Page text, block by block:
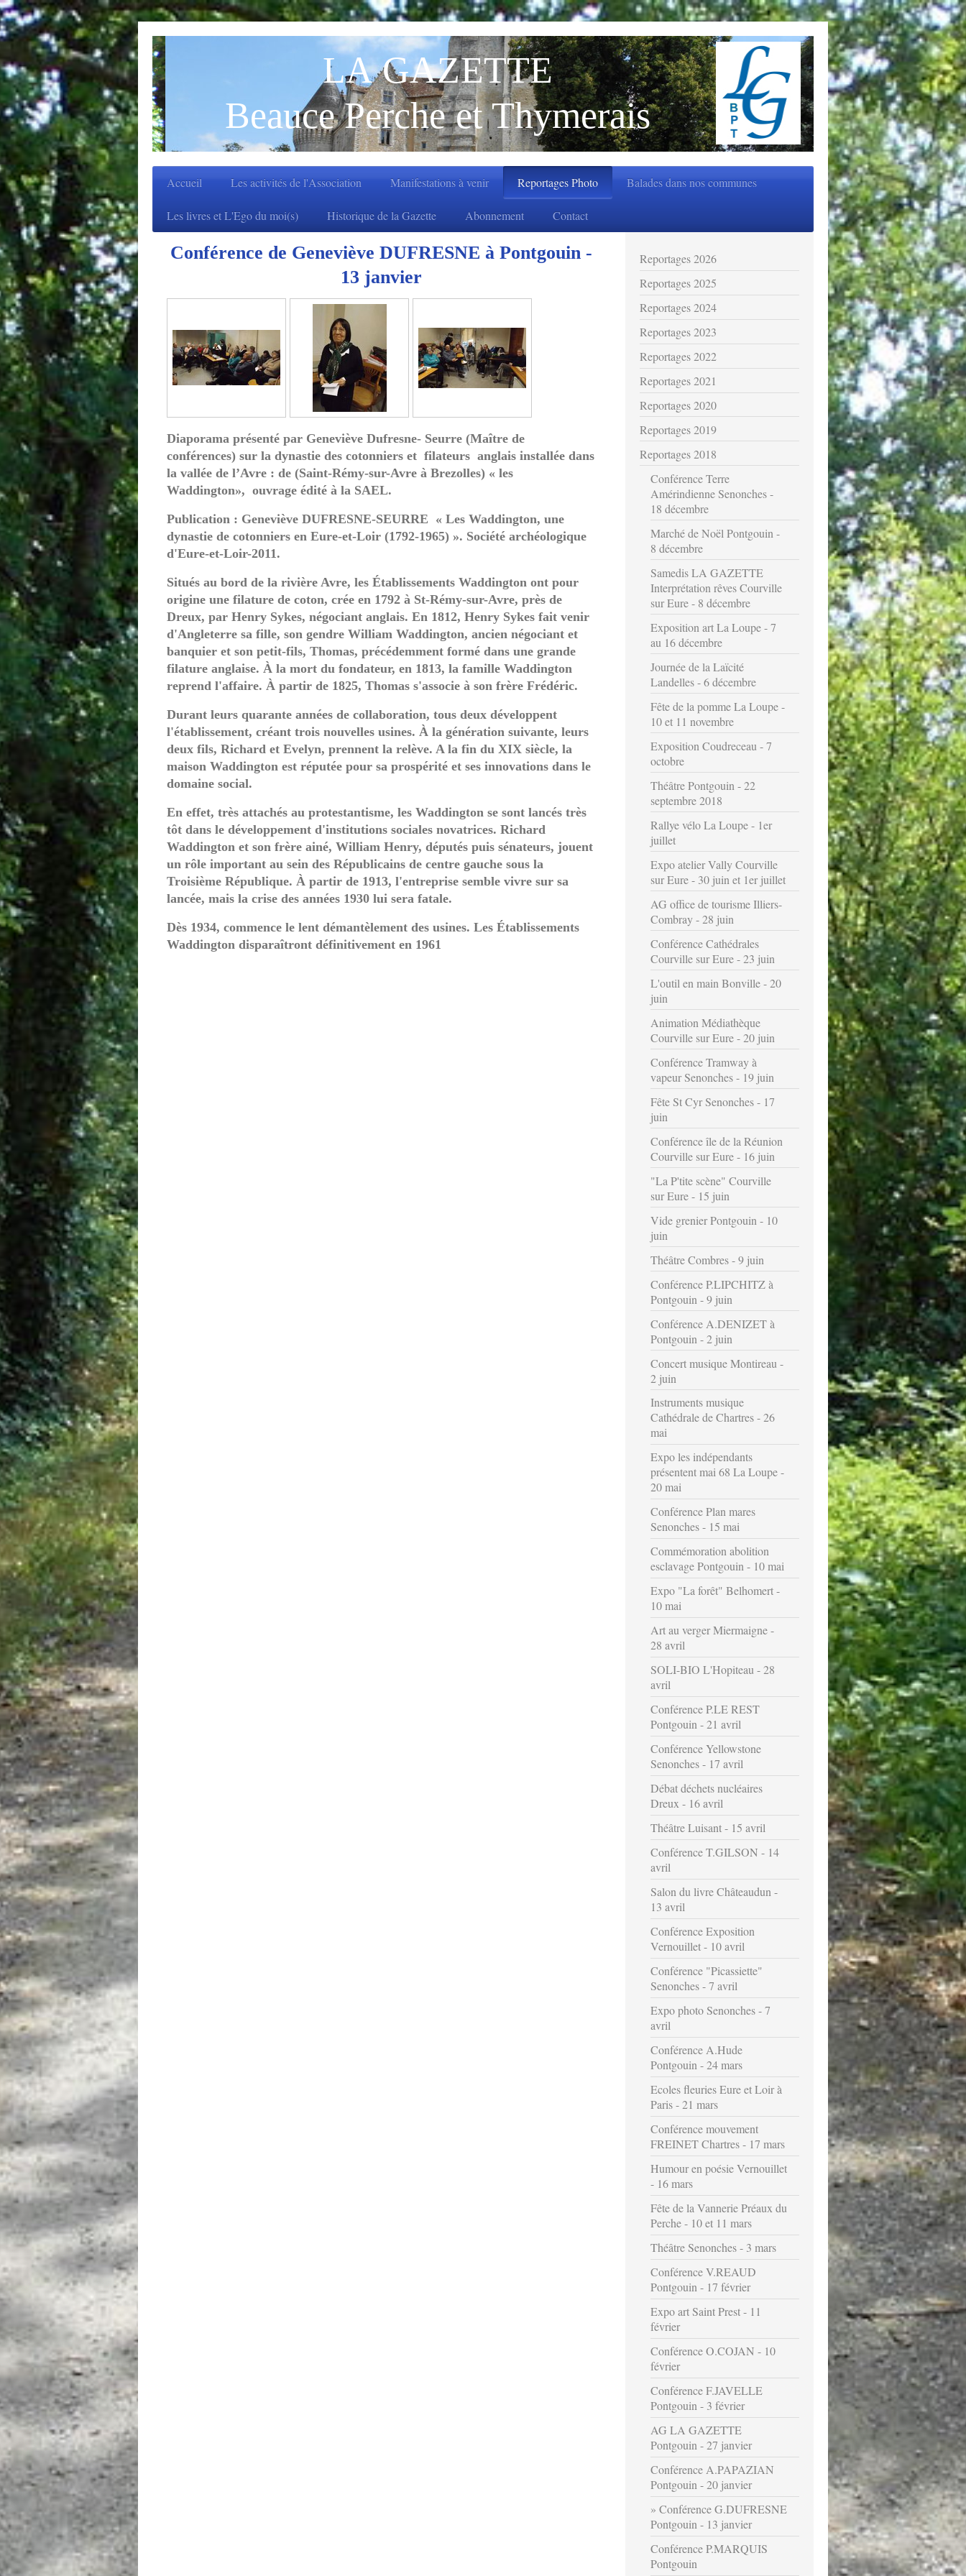
LA GAZETTE
Beauce Perche et Thymerais
Accueil Les activités de l'Association Manifestations à venir Reportages Photo Balades dans nos communes
Les livres et L'Ego du moi(s) Historique de la Gazette Abonnement Contact
Conférence de Geneviève DUFRESNE à Pontgouin -
13 janvier
Diaporama présenté par Geneviève Dufresne- Seurre (Maître de
conférences) sur la dynastie des cotonniers et filateurs anglais installée dans
la vallée de l’Avre : de (Saint-Rémy-sur-Avre à Brezolles) « les
Waddington», ouvrage édité à la SAEL.
Publication : Geneviève DUFRESNE-SEURRE « Les Waddington, une
dynastie de cotonniers en Eure-et-Loir (1792-1965) ». Société archéologique
d'Eure-et-Loir-2011.
Situés au bord de la rivière Avre, les Établissements Waddington ont pour
origine une filature de coton, crée en 1792 à St-Rémy-sur-Avre, près de
Dreux, par Henry Sykes, négociant anglais. En 1812, Henry Sykes fait venir
d'Angleterre sa fille, son gendre William Waddington, ancien négociant et
banquier et son petit-fils, Thomas, précédemment formé dans une grande
filature anglaise. À la mort du fondateur, en 1813, la famille Waddington
reprend l'affaire. À partir de 1825, Thomas s'associe à son frère Frédéric.
Durant leurs quarante années de collaboration, tous deux développent
l'établissement, créant trois nouvelles usines. À la génération suivante, leurs
deux fils, Richard et Evelyn, prennent la relève. A la fin du XIX siècle, la
maison Waddington est réputée pour sa prospérité et ses innovations dans le
domaine social.
En effet, très attachés au protestantisme, les Waddington se sont lancés très
tôt dans le développement d'institutions sociales novatrices. Richard
Waddington et son frère ainé, William Henry, députés puis sénateurs, jouent
un rôle important au sein des Républicains de centre gauche sous la
Troisième République. À partir de 1913, l'entreprise semble vivre sur sa
lancée, mais la crise des années 1930 lui sera fatale.
Dès 1934, commence le lent démantèlement des usines. Les Établissements
Waddington disparaîtront définitivement en 1961
Reportages 2026
Reportages 2025
Reportages 2024
Reportages 2023
Reportages 2022
Reportages 2021
Reportages 2020
Reportages 2019
Reportages 2018
Conférence Terre
Amérindienne Senonches -
18 décembre
Marché de Noël Pontgouin -
8 décembre
Samedis LA GAZETTE
Interprétation rêves Courville
sur Eure - 8 décembre
Exposition art La Loupe - 7
au 16 décembre
Journée de la Laïcité
Landelles - 6 décembre
Fête de la pomme La Loupe -
10 et 11 novembre
Exposition Coudreceau - 7
octobre
Théâtre Pontgouin - 22
septembre 2018
Rallye vélo La Loupe - 1er
juillet
Expo atelier Vally Courville
sur Eure - 30 juin et 1er juillet
AG office de tourisme Illiers-
Combray - 28 juin
Conférence Cathédrales
Courville sur Eure - 23 juin
L'outil en main Bonville - 20
juin
Animation Médiathèque
Courville sur Eure - 20 juin
Conférence Tramway à
vapeur Senonches - 19 juin
Fête St Cyr Senonches - 17
juin
Conférence île de la Réunion
Courville sur Eure - 16 juin
"La P'tite scène" Courville
sur Eure - 15 juin
Vide grenier Pontgouin - 10
juin
Théâtre Combres - 9 juin
Conférence P.LIPCHITZ à
Pontgouin - 9 juin
Conférence A.DENIZET à
Pontgouin - 2 juin
Concert musique Montireau -
2 juin
Instruments musique
Cathédrale de Chartres - 26
mai
Expo les indépendants
présentent mai 68 La Loupe -
20 mai
Conférence Plan mares
Senonches - 15 mai
Commémoration abolition
esclavage Pontgouin - 10 mai
Expo "La forêt" Belhomert -
10 mai
Art au verger Miermaigne -
28 avril
SOLI-BIO L'Hopiteau - 28
avril
Conférence P.LE REST
Pontgouin - 21 avril
Conférence Yellowstone
Senonches - 17 avril
Débat déchets nucléaires
Dreux - 16 avril
Théâtre Luisant - 15 avril
Conférence T.GILSON - 14
avril
Salon du livre Châteaudun -
13 avril
Conférence Exposition
Vernouillet - 10 avril
Conférence "Picassiette"
Senonches - 7 avril
Expo photo Senonches - 7
avril
Conférence A.Hude
Pontgouin - 24 mars
Ecoles fleuries Eure et Loir à
Paris - 21 mars
Conférence mouvement
FREINET Chartres - 17 mars
Humour en poésie Vernouillet
- 16 mars
Fête de la Vannerie Préaux du
Perche - 10 et 11 mars
Théâtre Senonches - 3 mars
Conférence V.REAUD
Pontgouin - 17 février
Expo art Saint Prest - 11
février
Conférence O.COJAN - 10
février
Conférence F.JAVELLE
Pontgouin - 3 février
AG LA GAZETTE
Pontgouin - 27 janvier
Conférence A.PAPAZIAN
Pontgouin - 20 janvier
Conférence G.DUFRESNE
Pontgouin - 13 janvier
Conférence P.MARQUIS
Pontgouin